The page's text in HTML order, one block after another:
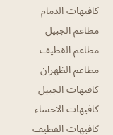
كافيهات الدمام
مطاعم الجبيل
مطاعم القطيف
مطاعم الظهران
كافيهات الجبيل
كافيهات الاحساء
كافيهات القطيف